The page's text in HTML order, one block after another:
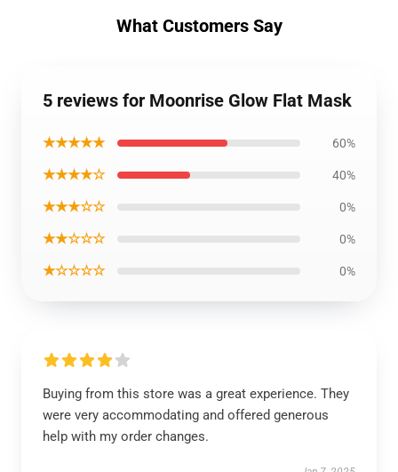
What Customers Say
5 reviews for Moonrise Glow Flat Mask
★★★★★ 60%
★★★★☆ 40%
★★★☆☆ 0%
★★☆☆☆ 0%
★☆☆☆☆ 0%
Buying from this store was a great experience. They
were very accommodating and offered generous
help with my order changes.